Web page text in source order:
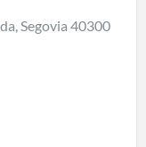
Segovia 40300